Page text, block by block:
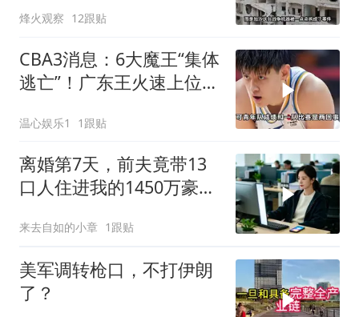
烽火观察 12跟贴
CBA3消息：6大魔王“集体
逃亡”！广东王火速上位，
温心娱乐1 1跟贴
离婚第7天，前夫竟带13
口人住进我的1450万豪
来去自如的小章 1跟贴
美军调转枪口，不打伊朗
了？